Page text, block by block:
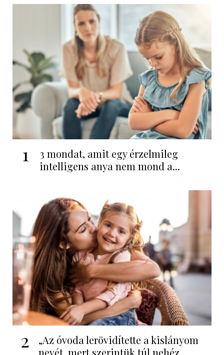
1
3 mondat, amit egy érzelmileg
intelligens anya nem mond a...
2
„Az óvoda lerövidítette a kislányom